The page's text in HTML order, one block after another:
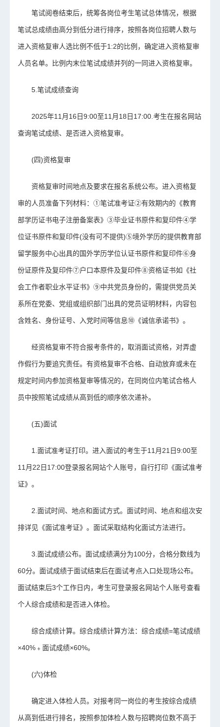
笔试阅卷结束后，统筹各岗位考生笔试总体情况，根据
笔试总成绩由高分到低分进行排序，按照各岗位招聘人数与
进入资格复审人选比例不低于1:2的比例，确定进入资格复审
人员名单。比例内末位笔试成绩并列的一同进入资格复审。
5.笔试成绩查询
2025年11月16日9:00至11月18日17:00.考生在报名网站
查询笔试成绩、是否进入资格复审。
(四)资格复审
资格复审时间地点及要求在报名系统公布。进入资格复
审的人员准备下列材料：①笔试准考证②有效期内的《教育
部学历证书电子注册备案表》③毕业证书原件和复印件④学
位证书原件和复印件(没有可不提供)⑤境外学历的提供教育部
留学服务中心出具的国外学历学位认证书原件和复印件⑥身
份证原件及复印件⑦户口本原件及复印件⑧资格证书如《社
会工作者职业水平证书》⑨中共党员身份的，需提供党员关
系所在党委、党组或组织部门出具的党员证明材料，内容包
含姓名、身份证号、入党时间等信息⑩《诚信承诺书》。
经资格复审不符合报考条件的，取消面试资格，对弄虚
作假行为要追究责任。有资格复审不合格、自动放弃或未在
规定时间内参加资格复审等情况的，在同岗位内笔试合格人
员中按照笔试成绩从高到低的顺序依次递补。
(五)面试
1.面试准考证打印。进入面试的考生于11月21日9:00至
11月22日17:00登录报名网站个人账号，自行打印《面试准考
证》。
2.面试时间、地点和面试方式。面试时间、地点和组次安
排详见《面试准考证》。面试采取结构化面试方法进行。
3.面试成绩公布。面试成绩满分为100分，合格分数线为
60分。面试成绩于面试结束后在面试考点入口处现场公布。
面试结束后3个工作日内，考生可登录报名网站个人账号查看
个人综合成绩和是否进入体检。
综合成绩计算。综合成绩计算方法：综合成绩=笔试成绩
×40%﹢面试成绩×60%。
(六)体检
确定进入体检人员。对报考同一岗位的考生按综合成绩
从高到低进行排名，按照参加体检人数与招聘岗位数不高于